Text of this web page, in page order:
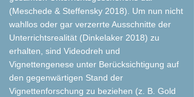
(Meschede & Steffensky 2018). Um nun nicht
wahllos oder gar verzerrte Ausschnitte der
Unterrichtsrealität (Dinkelaker 2018) zu
erhalten, sind Videodreh und
Vignettengenese unter Berücksichtigung auf
den gegenwärtigen Stand der
Vignettenforschung zu beziehen (z. B. Gold